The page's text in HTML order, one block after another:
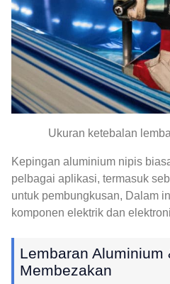
Ukuran ketebalan
Kepingan aluminium nipis
pelbagai aplikasi, termasuk
untuk pembungkusan, Dalam
komponen elektrik dan
Lembaran Aluminium
Membezakan